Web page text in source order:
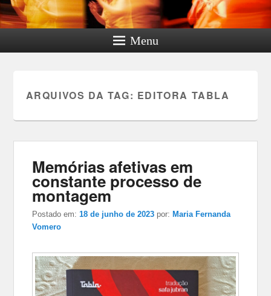
Menu
ARQUIVOS DA TAG: EDITORA TABLA
Memórias afetivas em
constante processo de
montagem
Postado em:18 de junho de 2023 por:Maria Fernanda
Vomero